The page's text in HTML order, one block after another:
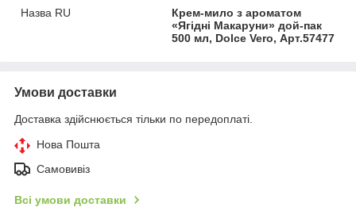
Назва RU
Крем-мило з ароматом
«Ягідні Макаруни» дой-пак
500 мл, Dolce Vero, Арт.57477
Умови доставки
Доставка здійснюється тільки по передоплаті.
Нова Пошта
Самовивіз
Всі умови доставки